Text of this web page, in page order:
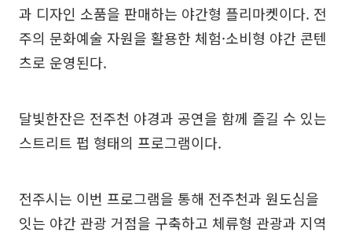
과 디자인 소품을 판매하는 야간형 플리마켓이다. 전
주의 문화예술 자원을 활용한 체험·소비형 야간 콘텐
츠로 운영된다.
달빛한잔은 전주천 야경과 공연을 함께 즐길 수 있는
스트리트 펍 형태의 프로그램이다.
전주시는 이번 프로그램을 통해 전주천과 원도심을
잇는 야간 관광 거점을 구축하고 체류형 관광과 지역